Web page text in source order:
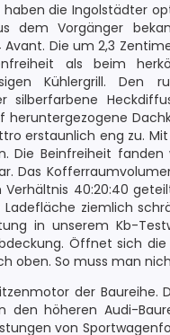
haben die Ingolstädter
dem Vorgänger
Avant. Die um 2,3
als beim
Kühlergrill. Den
silberfarbene
heruntergezogene
erstaunlich eng zu.
Die Beinfreiheit
Das
40:20:40
Ladefläche ziemlich
in unserem Kb-
Öffnet sich
oben. So muss man
der Baureihe.
den höheren Audi-
von